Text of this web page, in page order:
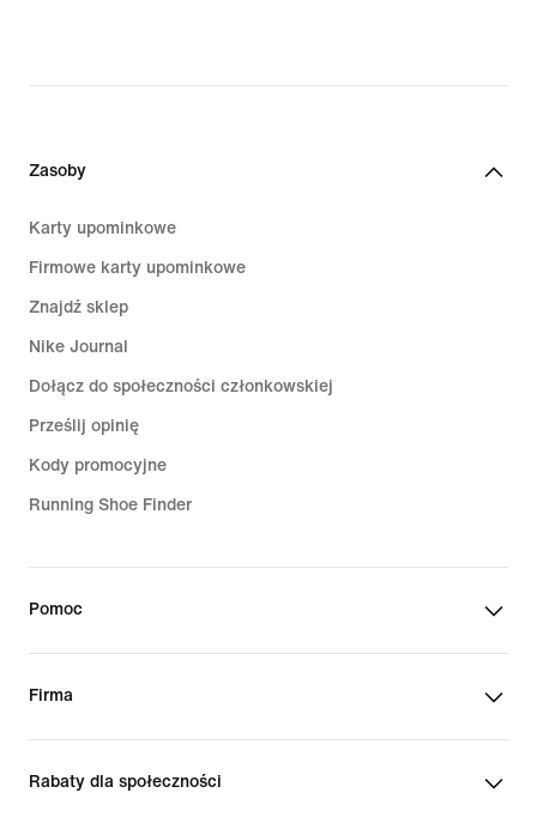
Zasoby
Karty upominkowe
Firmowe karty upominkowe
Znajdź sklep
Nike Journal
Dołącz do społeczności członkowskiej
Prześlij opinię
Kody promocyjne
Running Shoe Finder
Pomoc
Firma
Rabaty dla społeczności